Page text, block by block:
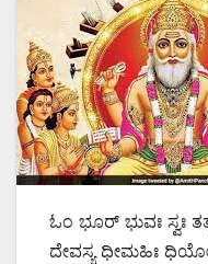
ಓಂ ಭೂರ್ ಭುವಃ ಸ್ವಃ
ದೇವಸ್ಯ ಧೀಮಹಿಃ